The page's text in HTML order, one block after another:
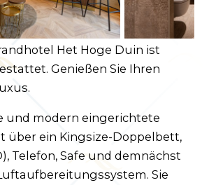
Het Hoge Duin ist
Genießen Sie Ihren
und modern eingerichtete
über ein Kingsize-Doppelbett,
Telefon, Safe und demnächst
Sie